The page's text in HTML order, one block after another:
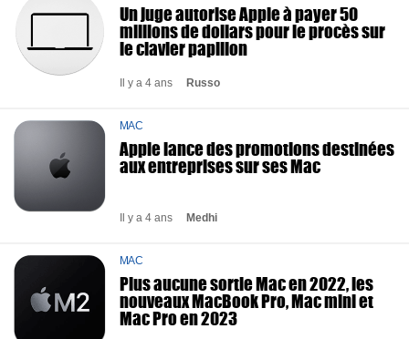
Un juge autorise Apple à payer 50
millions de dollars pour le procès sur
le clavier papillon
Il y a 4 ans Russo
MAC
Apple lance des promotions destinées
aux entreprises sur ses Mac
Il y a 4 ans Medhi
MAC
Plus aucune sortie Mac en 2022, les
nouveaux MacBook Pro, Mac mini et
Mac Pro en 2023